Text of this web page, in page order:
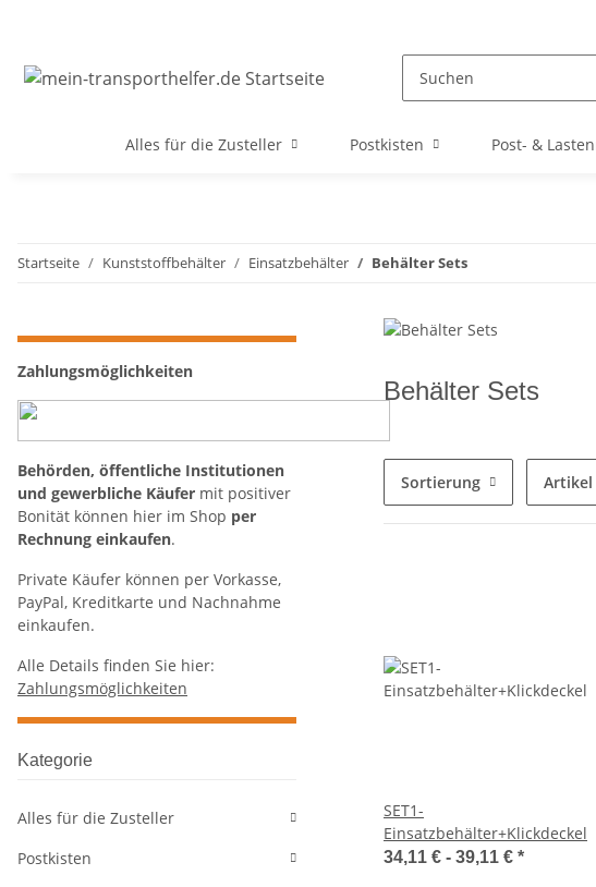
Alles für die Zusteller Postkisten Post- &
Startseite Kunststoffbehälter Einsatzbehälter Behälter Sets
Behälter Sets
Sortierung Artikel
SET1-
Einsatzbehälter+Klickdeckel
34,11 € - 39,11 € *
Zahlungsmöglichkeiten
Behörden, öffentliche Institutionen
und gewerbliche Käufer mit positiver
Bonität können hier im Shop per
Rechnung einkaufen.
Private Käufer können per Vorkasse,
PayPal, Kreditkarte und Nachnahme
einkaufen.
Alle Details finden Sie hier:
Zahlungsmöglichkeiten
Kategorie
Alles für die Zusteller
Postkisten